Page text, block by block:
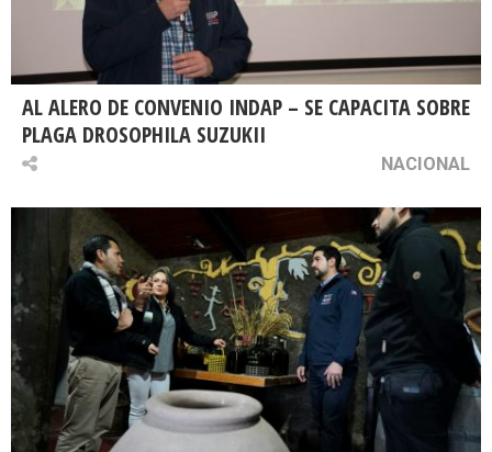
AL ALERO DE CONVENIO INDAP – SE CAPACITA SOBRE
PLAGA DROSOPHILA SUZUKII
NACIONAL